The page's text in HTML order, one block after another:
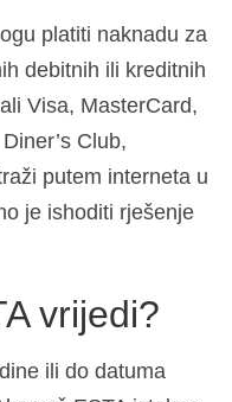
platiti naknadu za
debitnih ili kreditnih
Visa, MasterCard,
Club,
putem interneta u
je ishoditi rješenje
vrijedi?
ili do datuma